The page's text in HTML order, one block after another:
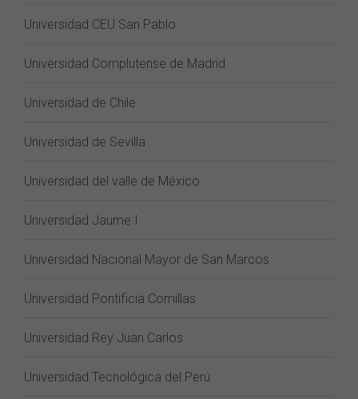
Universidad CEU San Pablo
Universidad Complutense de Madrid
Universidad de Chile
Universidad de Sevilla
Universidad del valle de México
Universidad Jaume I
Universidad Nacional Mayor de San Marcos
Universidad Pontificia Comillas
Universidad Rey Juan Carlos
Universidad Tecnológica del Perú